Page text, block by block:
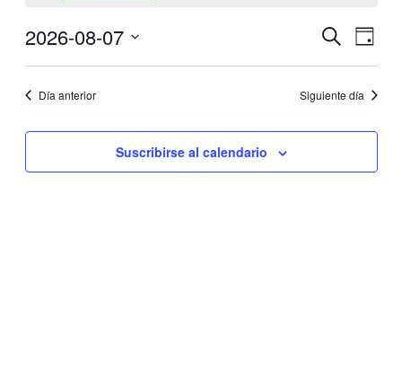
2026
y
Eventos
Buscar
de
vistas
Día
2026-08-07
Día anterior Siguiente día
Suscribirse al calendario